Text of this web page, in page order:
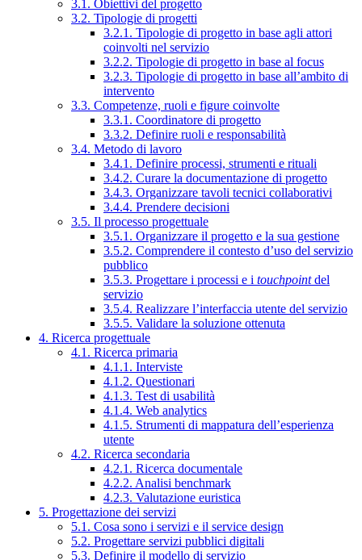
3.1. Obiettivi del progetto
3.2. Tipologie di progetti
3.2.1. Tipologie di progetto in base agli attori
coinvolti nel servizio
3.2.2. Tipologie di progetto in base al focus
3.2.3. Tipologie di progetto in base all’ambito di
intervento
3.3. Competenze, ruoli e figure coinvolte
3.3.1. Coordinatore di progetto
3.3.2. Definire ruoli e responsabilità
3.4. Metodo di lavoro
3.4.1. Definire processi, strumenti e rituali
3.4.2. Curare la documentazione di progetto
3.4.3. Organizzare tavoli tecnici collaborativi
3.4.4. Prendere decisioni
3.5. Il processo progettuale
3.5.1. Organizzare il progetto e la sua gestione
3.5.2. Comprendere il contesto d’uso del servizio
pubblico
3.5.3. Progettare i processi e i touchpointdel
servizio
3.5.4. Realizzare l’interfaccia utente del servizio
3.5.5. Validare la soluzione ottenuta
4. Ricerca progettuale
4.1. Ricerca primaria
4.1.1. Interviste
4.1.2. Questionari
4.1.3. Test di usabilità
4.1.4. Web analytics
4.1.5. Strumenti di mappatura dell’esperienza
utente
4.2. Ricerca secondaria
4.2.1. Ricerca documentale
4.2.2. Analisi benchmark
4.2.3. Valutazione euristica
5. Progettazione dei servizi
5.1. Cosa sono i servizi e il service design
5.2. Progettare servizi pubblici digitali
5.3. Definire il modello di servizio